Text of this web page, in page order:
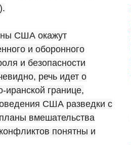
США окажут
и оборонного
и безопасности
речь идет о
иранской границе,
США разведки с
вмешательства
понятны и